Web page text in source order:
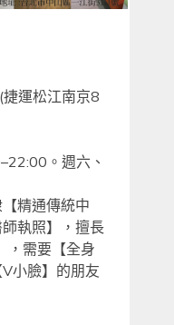
(捷運松江南京8
–22:00 。週六、
精通傳統中
執照】，擅長
，需要【全身
V小臉】的朋友